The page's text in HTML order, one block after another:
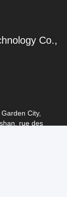
Co.,
City,
rue des